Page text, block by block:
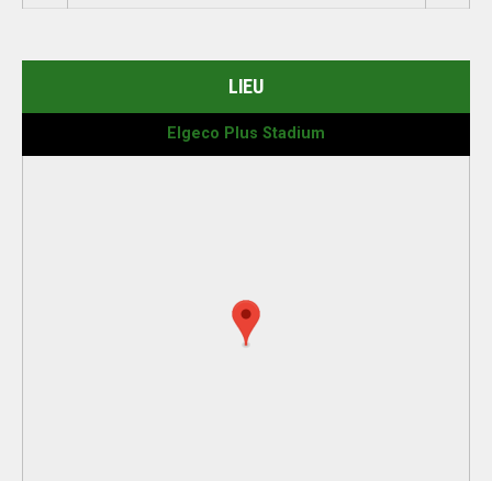
LIEU
Elgeco Plus Stadium